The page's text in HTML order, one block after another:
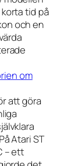
tid på
och en
om
att göra
Atari ST
– ett